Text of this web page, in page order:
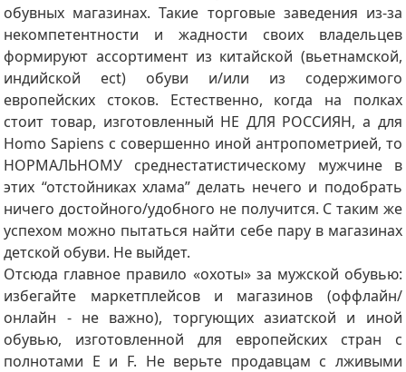
обувных магазинах. Такие торговые заведения из-за
некомпетентности и жадности своих владельцев
формируют ассортимент из китайской (вьетнамской,
индийской ect) обуви и/или из содержимого
европейских стоков. Естественно, когда на полках
стоит товар, изготовленный НЕ ДЛЯ РОССИЯН, а для
Homo Sapiens с совершенно иной антропометрией, то
НОРМАЛЬНОМУ среднестатистическому мужчине в
этих “отстойниках хлама” делать нечего и подобрать
ничего достойного/удобного не получится. С таким же
успехом можно пытаться найти себе пару в магазинах
детской обуви. Не выйдет.
Отсюда главное правило «охоты» за мужской обувью:
избегайте маркетплейсов и магазинов (оффлайн/
онлайн - не важно), торгующих азиатской и иной
обувью, изготовленной для европейских стран с
полнотами E и F. Не верьте продавцам с лживыми